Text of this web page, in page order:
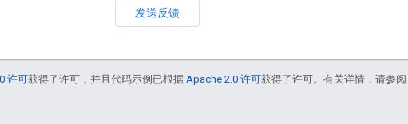
发送反馈
许可获得了许可，并且代码示例已根据 Apache 2.0 许可获得了许可。有关详情，请参阅